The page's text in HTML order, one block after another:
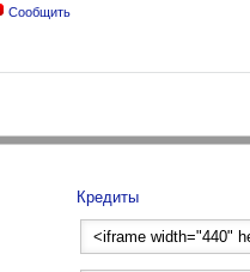
Сообщить
Кредиты